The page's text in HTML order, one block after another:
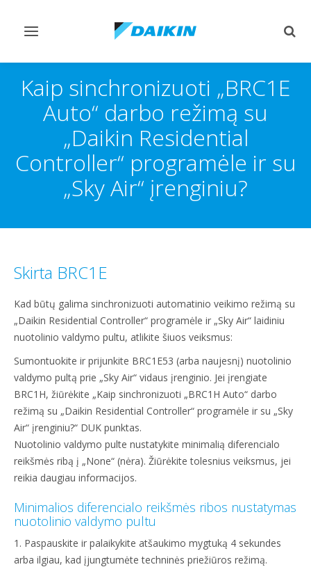
Perjungiamas
Kaip sinchronizuoti „BRC1E
Auto“ darbo režimą su
„Daikin Residential
Controller“ programėle ir su
„Sky Air“ įrenginiu?
Skirta BRC1E
Kad būtų galima sinchronizuoti automatinio veikimo režimą su
„Daikin Residential Controller“ programėle ir „Sky Air“ laidiniu
nuotolinio valdymo pultu, atlikite šiuos veiksmus:
Sumontuokite ir prijunkite BRC1E53 (arba naujesnį) nuotolinio
valdymo pultą prie „Sky Air“ vidaus įrenginio. Jei įrengiate
BRC1H, žiūrėkite „Kaip sinchronizuoti „BRC1H Auto“ darbo
režimą su „Daikin Residential Controller“ programėle ir su „Sky
Air“ įrenginiu?“ DUK punktas.
Nuotolinio valdymo pulte nustatykite minimalią diferencialo
reikšmės ribą į „None“ (nėra). Žiūrėkite tolesnius veiksmus, jei
reikia daugiau informacijos.
Minimalios diferencialo reikšmės ribos nustatymas
nuotolinio valdymo pultu
1. Paspauskite ir palaikykite atšaukimo mygtuką 4 sekundes
arba ilgiau, kad įjungtumėte techninės priežiūros režimą.